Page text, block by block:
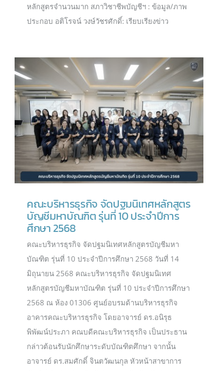
หลักสูตรจำนวนมาก สภาวิชาชีพบัญชีฯ : ข้อมูล/ภาพ
ประกอบ อติโรจน์ วงษ์วัชรศักดิ์: เรียบเรียงข่าว
คณะบริหารธุรกิจ จัดปฐมนิเทศหลักสูตร
บัญชีมหาบัณฑิต รุ่นที่ 10 ประจำปีการ
ศึกษา 2568
คณะบริหารธุรกิจ จัดปฐมนิเทศหลักสูตรบัญชีมหา
บัณฑิต รุ่นที่ 10 ประจำปีการศึกษา 2568 วันที่ 14
มิถุนายน 2568 คณะบริหารธุรกิจ จัดปฐมนิเทศ
หลักสูตรบัญชีมหาบัณฑิต รุ่นที่ 10 ประจำปีการศึกษา
2568 ณ ห้อง 01306 ศูนย์อบรมด้านบริหารธุรกิจ
อาคารคณะบริหารธุรกิจ โดยอาจารย์ ดร.อนิรุธ
พิพัฒน์ประภา คณบดีคณะบริหารธุรกิจ เป็นประธาน
กล่าวต้อนรับนักศึกษาระดับบัณฑิตศึกษา จากนั้น
อาจารย์ ดร.สมศักดิ์ จินตวัฒนกุล หัวหน้าสาขาการ